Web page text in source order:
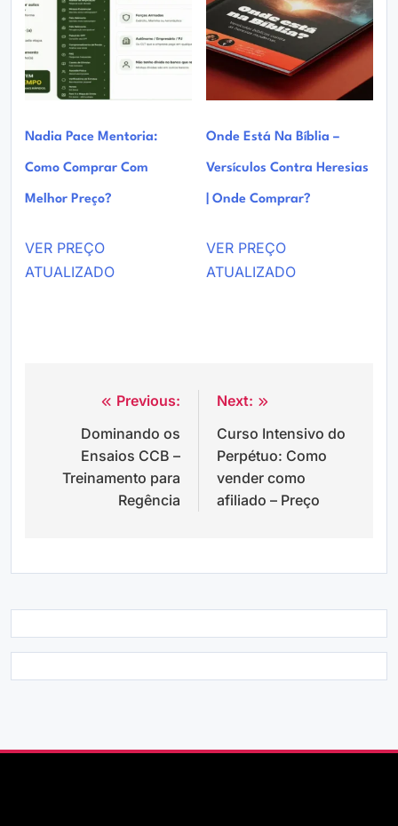
Nadia Pace Mentoria:
Como Comprar Com
Melhor Preço?
VER PREÇO
ATUALIZADO
Onde Está Na Bíblia –
Versículos Contra Heresias
| Onde Comprar?
VER PREÇO
ATUALIZADO
Navegação
Post
Previous:
Dominando os
Ensaios CCB –
Treinamento para
Regência
Next:
Curso Intensivo do
Perpétuo: Como
vender como
afiliado – Preço